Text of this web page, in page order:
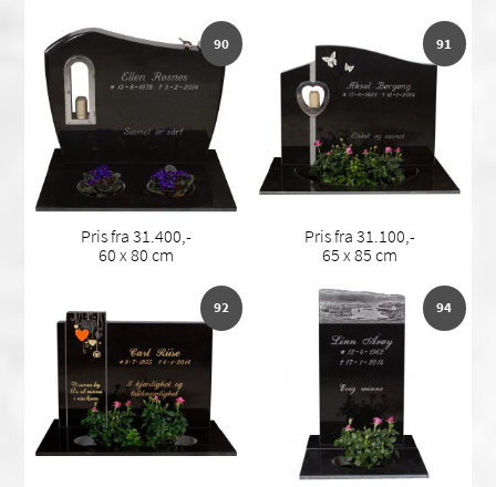
90
Pris fra 31.400,-
60 x 80 cm
91
Pris fra 31.100,-
65 x 85 cm
92 94